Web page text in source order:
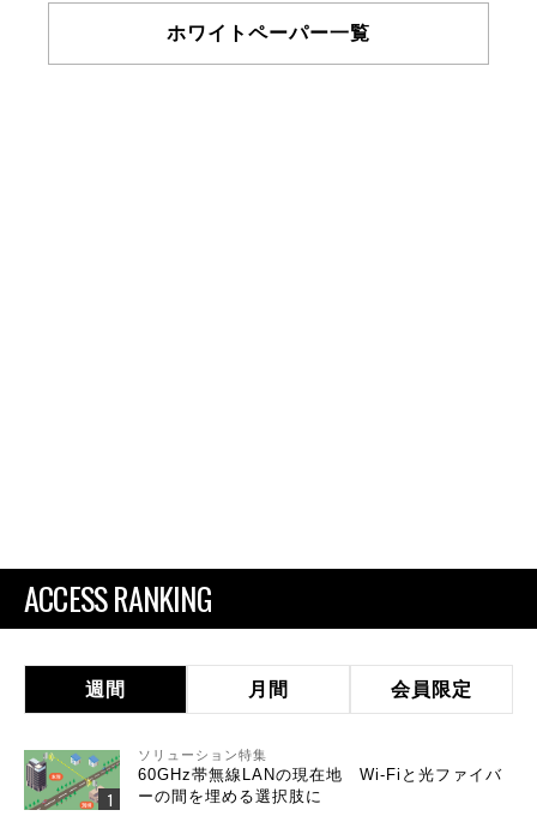
ホワイトペーパー一覧
ACCESS RANKING
週間 月間 会員限定
ソリューション特集
60GHz帯無線LANの現在地 Wi-Fiと光ファイバ
ーの間を埋める選択肢に